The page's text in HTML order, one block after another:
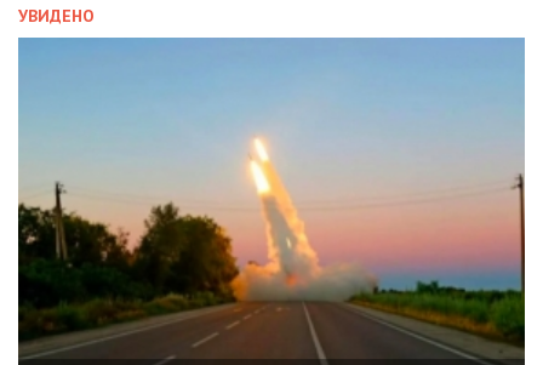
УВИДЕНО